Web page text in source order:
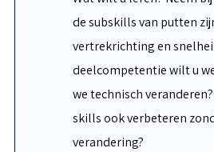
de subskills van putten
vertrekrichting en
deelcompetentie wilt u
we technisch
skills ook verbeteren
verandering?